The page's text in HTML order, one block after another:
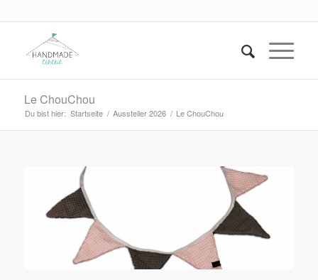
Le ChouChou
Du bist hier: Startseite / Aussteller 2026 / Le ChouChou